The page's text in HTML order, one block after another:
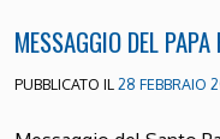
MESSAGGIO DEL
PUBBLICATO IL 28 FEBBRAIO